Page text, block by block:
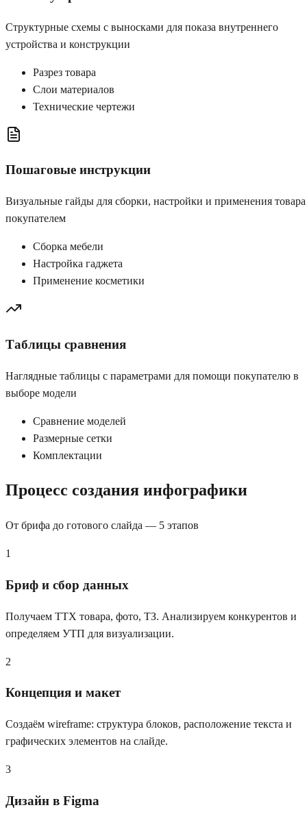
Структурные схемы с выносками для показа внутреннего
устройства и конструкции
Разрез товара
Слои материалов
Технические чертежи
Пошаговые инструкции
Визуальные гайды для сборки, настройки и применения товара
покупателем
Сборка мебели
Настройка гаджета
Применение косметики
Таблицы сравнения
Наглядные таблицы с параметрами для помощи покупателю в
выборе модели
Сравнение моделей
Размерные сетки
Комплектации
Процесс создания инфографики
От брифа до готового слайда — 5 этапов
1
Бриф и сбор данных
Получаем ТТХ товара, фото, ТЗ. Анализируем конкурентов и
определяем УТП для визуализации.
2
Концепция и макет
Создаём wireframe: структура блоков, расположение текста и
графических элементов на слайде.
3
Дизайн в Figma